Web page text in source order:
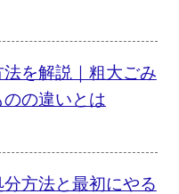
法を解説｜粗大ごみ
の違いとは
方法と最初にやる